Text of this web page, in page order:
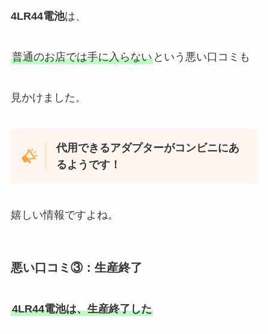
4LR44電池は、
普通のお店では手に入らないという悪い口コミも
見かけました。
代用できるアダプターがコンビニにあ
るようです！
嬉しい情報ですよね。
悪い口コミ③：生産終了
4LR44電池は、生産終了した